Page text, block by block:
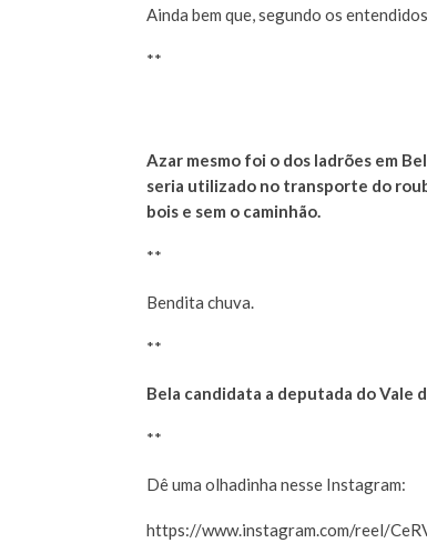
Ainda bem que, segundo os
**
Azar mesmo foi o dos ladrões em
seria utilizado no transporte do
bois e sem o caminhão.
**
Bendita chuva.
**
Bela candidata a deputada do Vale
**
Dê uma olhadinha nesse Instagram:
https://www.instagram.com/reel/